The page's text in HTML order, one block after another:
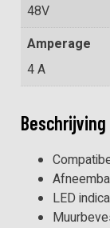
48V
Amperage
4 A
Beschrijving
LED